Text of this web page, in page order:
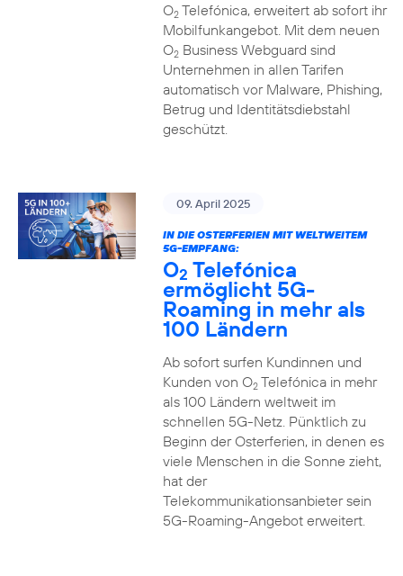
O2Telefónica, erweitert ab sofort ihr
Mobilfunkangebot. Mit dem neuen
O2Business Webguard sind
Unternehmen in allen Tarifen
automatisch vor Malware, Phishing,
Betrug und Identitätsdiebstahl
geschützt.
09. April 2025
IN DIE OSTERFERIEN MIT WELTWEITEM
5G-EMPFANG:
O2 Telefónica
ermöglicht 5G-
Roaming in mehr als
100 Ländern
Ab sofort surfen Kundinnen und
Kunden von O2Telefónica in mehr
als 100 Ländern weltweit im
schnellen 5G-Netz. Pünktlich zu
Beginn der Osterferien, in denen es
viele Menschen in die Sonne zieht,
hat der
Telekommunikationsanbieter sein
5G-Roaming-Angebot erweitert.